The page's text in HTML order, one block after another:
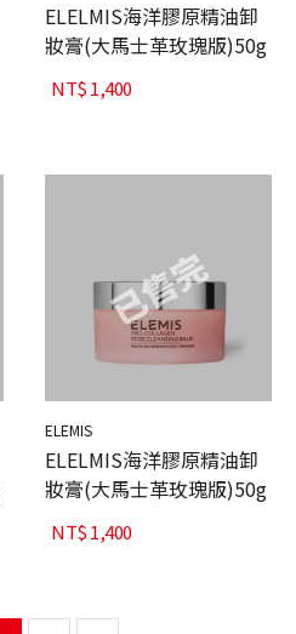
ELELMIS海洋膠原精油卸
妝膏(大馬士革玫瑰版)50g
NT$1,400
ELEMIS
ELELMIS海洋膠原精油卸
妝膏(大馬士革玫瑰版)50g
NT$1,400